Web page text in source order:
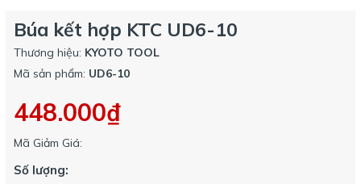
Búa kết hợp KTC UD6-10
Thương hiệu: KYOTO TOOL
Mã sản phẩm: UD6-10
448.000₫
Mã Giảm Giá:
Số lượng: